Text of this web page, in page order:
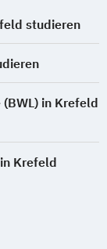
studieren
in Krefeld
Krefeld